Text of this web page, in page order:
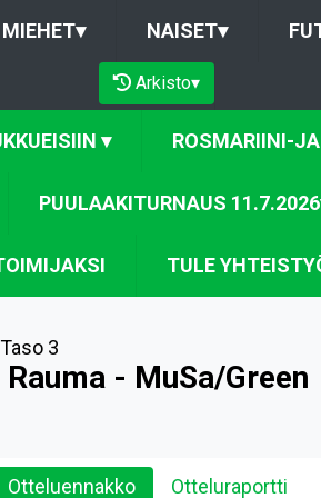
MIEHET▾ NAISET▾
Arkisto▾
▾ ROSMARIINI-
PUULAAKITURNAUS 11.7.2026
TULE
3
Rauma - MuSa/Green
Otteluennakko Otteluraportti